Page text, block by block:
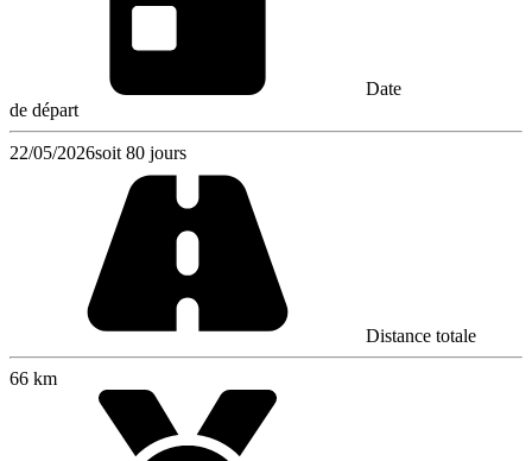
Date
de départ
22/05/2026soit 80 jours
Distance totale
66 km